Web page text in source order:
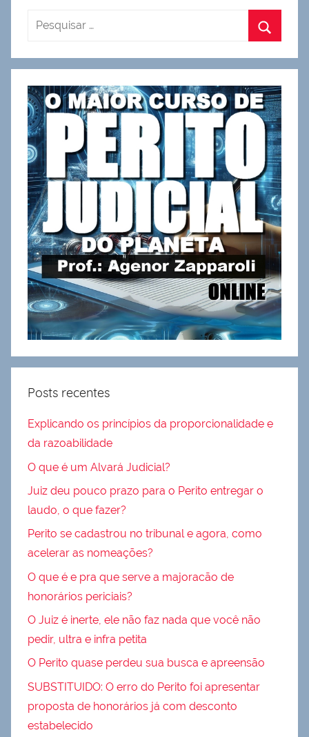
Posts recentes
Explicando os princípios da proporcionalidade e
da razoabilidade
O que é um Alvará Judicial?
Juiz deu pouco prazo para o Perito entregar o
laudo, o que fazer?
Perito se cadastrou no tribunal e agora, como
acelerar as nomeações?
O que é e pra que serve a majoracão de
honorários periciais?
O Juiz é inerte, ele não faz nada que você não
pedir, ultra e infra petita
O Perito quase perdeu sua busca e apreensão
SUBSTITUIDO: O erro do Perito foi apresentar
proposta de honorários já com desconto
estabelecido